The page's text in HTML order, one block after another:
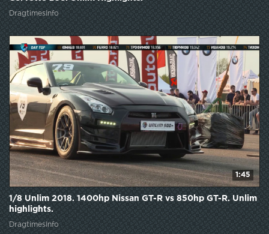
DragtimesInfo
1:45
1/8 Unlim 2018. 1400hp Nissan GT-R vs 850hp GT-R. Unlim
highlights.
DragtimesInfo